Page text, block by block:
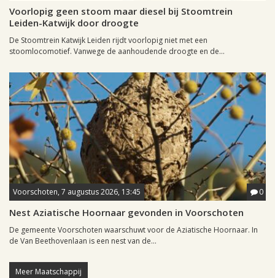
Voorlopig geen stoom maar diesel bij Stoomtrein
Leiden-Katwijk door droogte
De Stoomtrein Katwijk Leiden rijdt voorlopig niet met een
stoomlocomotief. Vanwege de aanhoudende droogte en de...
Voorschoten, 7 augustus 2026, 13:45 0
Nest Aziatische Hoornaar gevonden in Voorschoten
De gemeente Voorschoten waarschuwt voor de Aziatische Hoornaar. In
de Van Beethovenlaan is een nest van de...
Meer Maatschappij